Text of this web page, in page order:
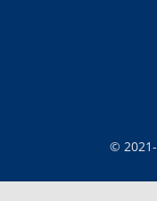
© 2021-